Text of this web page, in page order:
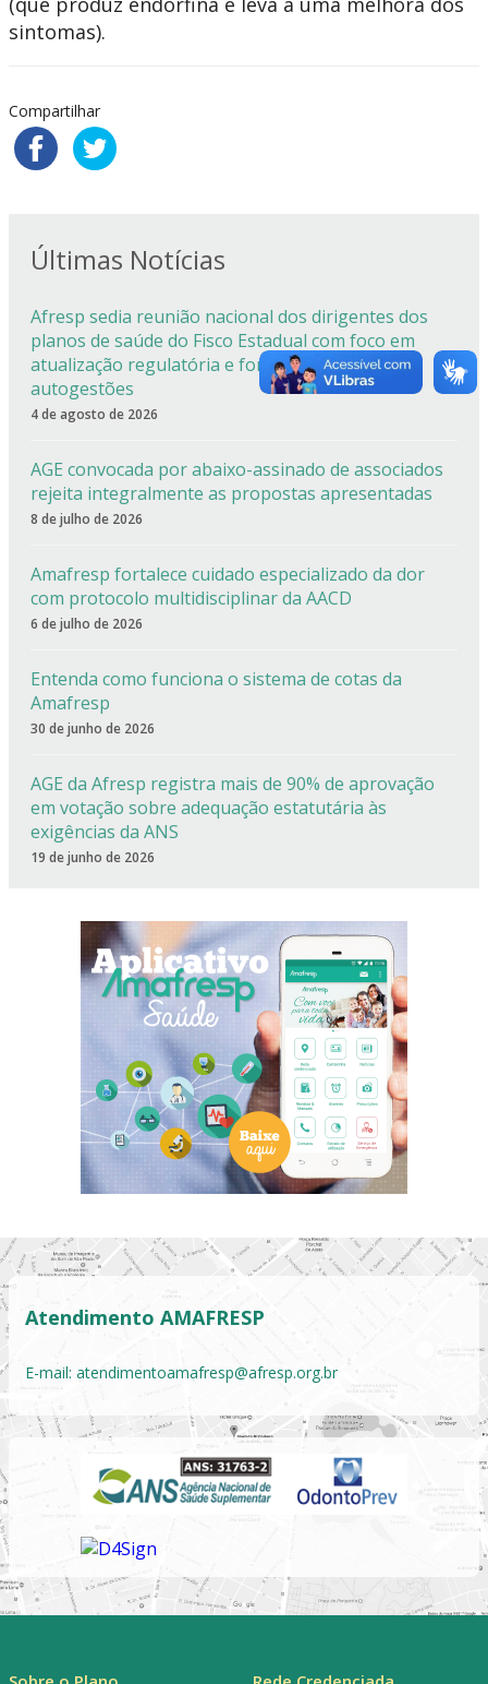
sintomas).
Compartilhar
Últimas Notícias
Afresp sedia reunião nacional dos dirigentes dos
planos de saúde do Fisco Estadual com foco em
atualização regulatória e fortalecimento das
autogestões
4 de agosto de 2026
AGE convocada por abaixo-assinado de associados
rejeita integralmente as propostas apresentadas
8 de julho de 2026
Amafresp fortalece cuidado especializado da dor
com protocolo multidisciplinar da AACD
6 de julho de 2026
Entenda como funciona o sistema de cotas da
Amafresp
30 de junho de 2026
AGE da Afresp registra mais de 90% de aprovação
em votação sobre adequação estatutária às
exigências da ANS
19 de junho de 2026
Atendimento AMAFRESP
E-mail: atendimentoamafresp@afresp.org.br